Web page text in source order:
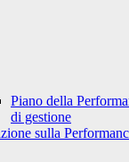
Piano della
di gestione
sulla